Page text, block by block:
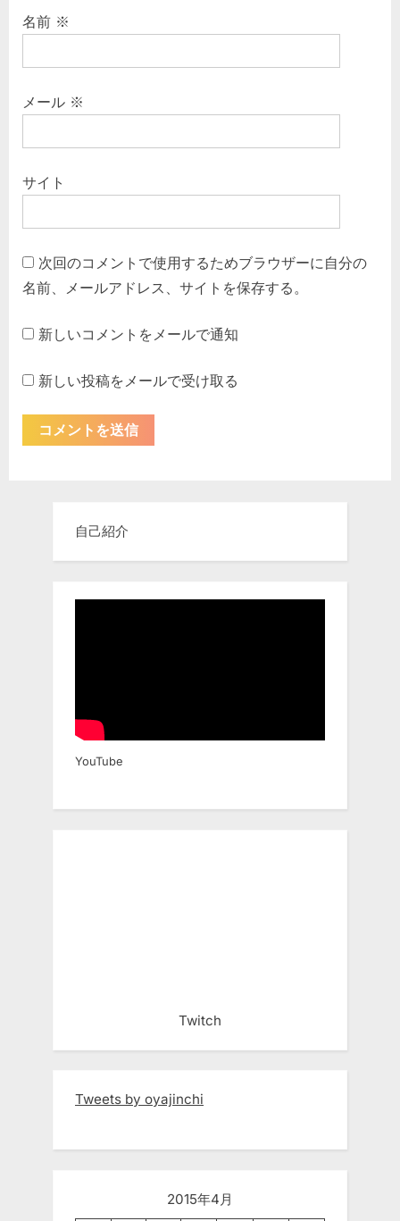
名前 ※
メール ※
サイト
次回のコメントで使用するためブラウザーに自分の
名前、メールアドレス、サイトを保存する。
新しいコメントをメールで通知
新しい投稿をメールで受け取る
自己紹介
YouTube
Twitch
Tweets by oyajinchi
2015年4月